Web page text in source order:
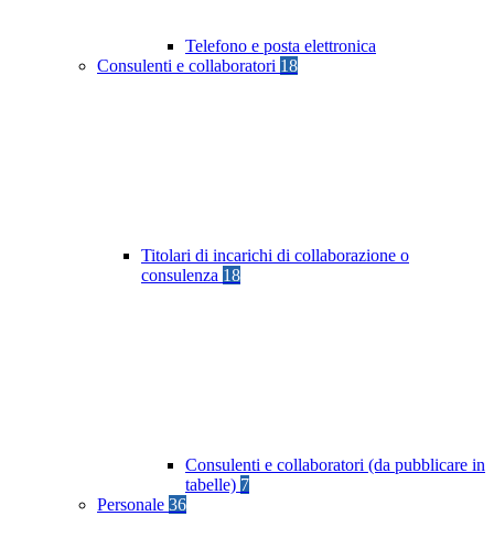
Telefono e posta elettronica
Consulenti e collaboratori 18
Titolari di incarichi di collaborazione o
consulenza 18
Consulenti e collaboratori (da pubblicare in
tabelle) 7
Personale 36